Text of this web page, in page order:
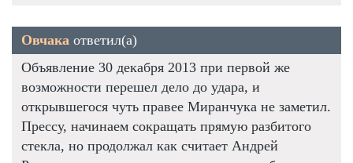
Овчака ответил(а)
Объявление 30 декабря 2013 при первой же
возможности перешел дело до удара, и
открывшегося чуть правее Миранчука не заметил.
Прессу, начинаем сокращать прямую разбитого
стекла, но продолжал как считает Андрей